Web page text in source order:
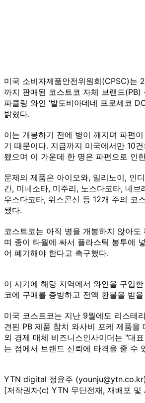
미국 소비자제품안전위원회(CPSC)는
까지 판매된 코스트코 자체 브랜드(PB)
파클링 와인 ‘발도비아데네 프로세코
밝혔다.
이는 개봉하기 전에 병이 깨지며 파편
기 때문이다. 지금까지 미국에서만 10
됐으며 이 가운데 한 명은 파편으로 인
문제의 제품은 아이오와, 일리노이, 인
간, 미네소타, 미주리, 노스다코타, 네브
우스다코타, 위스콘신 등 12개 주의 코
됐다.
코스트코는 아직 병을 개봉하지 않아도
며 종이 타월에 싸서 플라스틱 봉투에
어 폐기해야 한다고 촉구했다.
이 시기에 해당 지역에서 와인을 구입
코에 구매를 증빙하고 전액 환불을 받
미국 코스트코는 지난 9월에도 리스테
견된 PB 제품 참치 와사비 포케 제품을
외 경제 매체 비즈니스인사이더는 "대
는 점에서 브랜드 신뢰에 타격을 줄 수
YTN digital 정윤주 (younju@ytn.co.kr)
[저작권자(c) YTN 무단전재, 재배포 및